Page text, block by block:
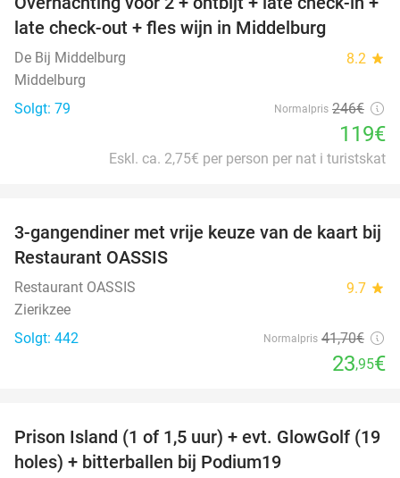
52%
late check-out + fles wijn in Middelburg
De Bij Middelburg 8.2 star
Middelburg
Solgt: 79
Normalpris 246€
119€
Eskl. ca. 2,75€ per person per nat i turistskat
43%
3-gangendiner met vrije keuze van de kaart bij
Restaurant OASSIS
Restaurant OASSIS 9.7 star
Zierikzee
Solgt: 442
Normalpris 41,70€
23,95€
36%
Prison Island (1 of 1,5 uur) + evt. GlowGolf (19
holes) + bitterballen bij Podium19